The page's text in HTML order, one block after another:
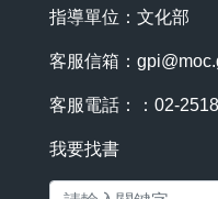
指導單位：文化部
客服信箱：
客服電話：：02-
我要找書